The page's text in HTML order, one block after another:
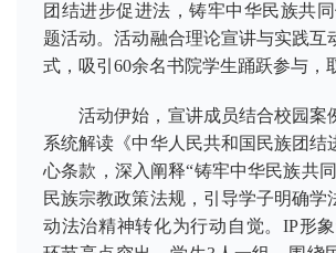
团结进步促进法，铸牢中华民族共
题活动。活动融合理论宣讲与实践互
式，吸引60余名书院学生踊跃参与，
活动伊始，宣讲成员结合校园案
系统解读《中华人民共和国民族团结
心条款，深入阐释“铸牢中华民族共
民族宗教政策法规，引导学子明确学
动法治精神转化为行动自觉。 IP形